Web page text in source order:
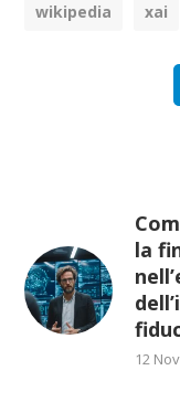
wikipedia xai
la
12